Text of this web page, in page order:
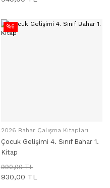
%6
SEPETE EKLE
2026 Bahar Çalışma Kitapları
Çocuk Gelişimi 4. Sınıf Bahar 1.
Kitap
990,00 TL
930,00 TL